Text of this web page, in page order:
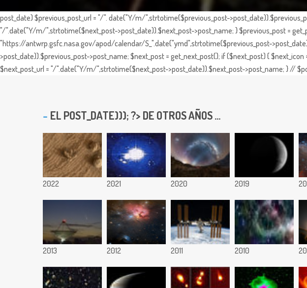
post_date) $previous_post_url = "/". date("Y/m/",strtotime($previous_post-
"/".date("Y/m/",strtotime($next_post->post_date)).$next_post->post_name; } $previous_post =
"https://antwrp.gsfc.nasa.gov/apod/calendar/S_".date("ymd",strtotime($previous_post-
>post_date)).$previous_post->post_name; $next_post = get_next_post(); if ($next_post) {
$next_post_url = "/".date("Y/m/",strtotime($next_post->post_date)).$next_post->post_name; } //
EL POST_DATE))); ?> DE OTROS AÑOS ...
2022 2021 2020 2019
2013 2012 2011 2010